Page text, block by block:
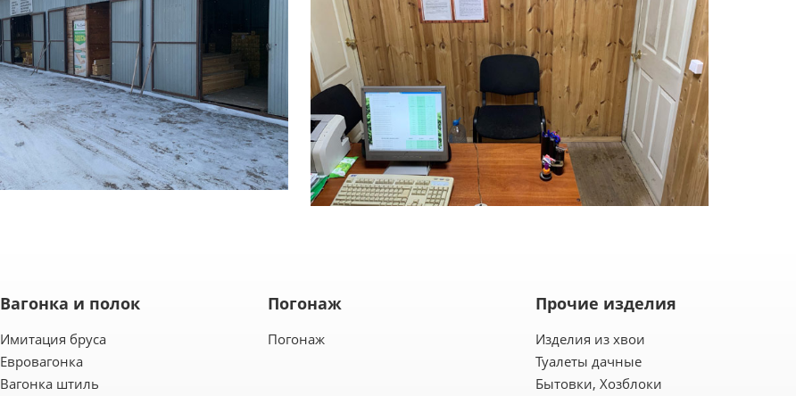
Вагонка и полок
Имитация бруса
Евровагонка
Вагонка штиль
Погонаж
Погонаж
Прочие изделия
Изделия из хвои
Туалеты дачные
Бытовки, Хозблоки